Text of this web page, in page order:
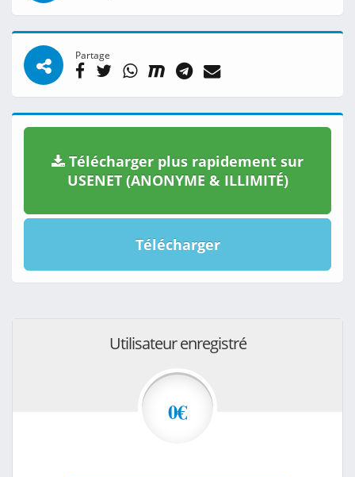
Partage
Télécharger plus rapidement sur
USENET (ANONYME & ILLIMITÉ)
Télécharger
Utilisateur enregistré
0€